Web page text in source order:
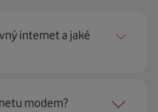
internet a jaké
modem?